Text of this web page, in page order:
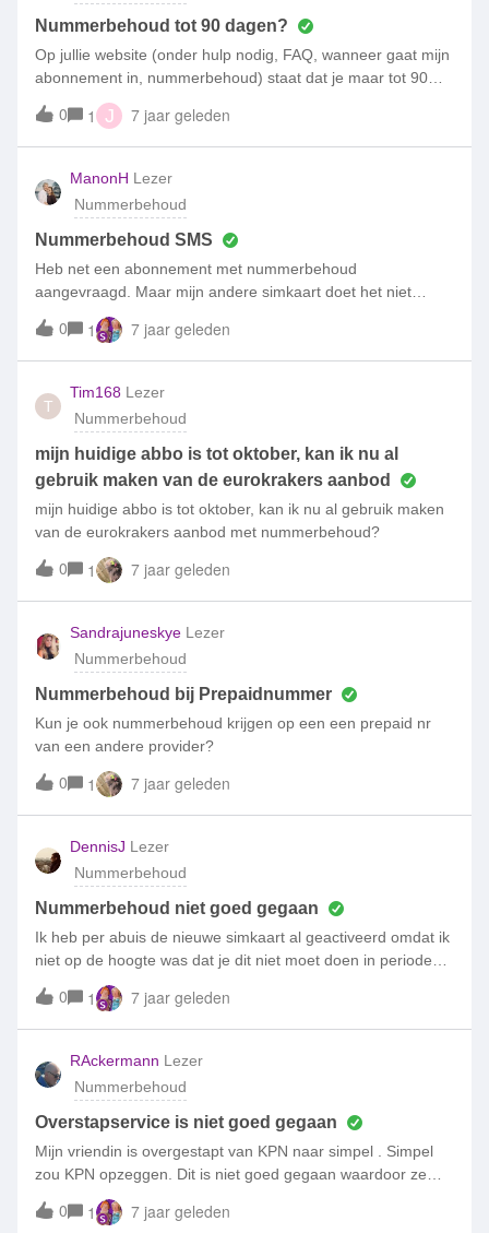
Nummerbehoud tot 90 dagen?
Op jullie website (onder hulp nodig, FAQ, wanneer gaat mijn
abonnement in, nummerbehoud) staat dat je maar tot 90
dagen van nummerbehoud gebruik kunt maken, maar in
een aantal reacties op jullie community lees ik dat dat dit
120 dagen is. Wat is nu juist want dit is een beetje
verwarrend? Mijn abonnement loopt namelijk af op 25-6-
2019 en zou graag nog vandaag hier gebruik van maken.
0 1 J 7 jaar geleden
ManonH Lezer
Nummerbehoud
Nummerbehoud SMS
Heb net een abonnement met nummerbehoud
aangevraagd. Maar mijn andere simkaart doet het niet
meer. Is er een andere mogelijkheid dan de sms die je krijgt
voor de toestemming van nummerbehoud?
0 1 7 jaar geleden
T
Tim168 Lezer
Nummerbehoud
mijn huidige abbo is tot oktober, kan ik nu al
gebruik maken van de eurokrakers aanbod
mijn huidige abbo is tot oktober, kan ik nu al gebruik maken
van de eurokrakers aanbod met nummerbehoud?
0 1 7 jaar geleden
Sandrajuneskye Lezer
Nummerbehoud
Nummerbehoud bij Prepaidnummer
Kun je ook nummerbehoud krijgen op een een prepaid nr
van een andere provider?
0 1 7 jaar geleden
DennisJ Lezer
Nummerbehoud
Nummerbehoud niet goed gegaan
Ik heb per abuis de nieuwe simkaart al geactiveerd omdat ik
niet op de hoogte was dat je dit niet moet doen in periode
van nummer. Weet iemand hier raad mee. Ik hoef het
tijdelijke nummer nummer niet als nieuwe nummer.
0 1 7 jaar geleden
RAckermann Lezer
Nummerbehoud
Overstapservice is niet goed gegaan
Mijn vriendin is overgestapt van KPN naar simpel . Simpel
zou KPN opzeggen. Dit is niet goed gegaan waardoor ze
twee maanden KPN heeft moeten doorbetalen. Juridisch is
de nieuwe provider hiervoor verantwoordelijk. Kan ze de
0 1 7 jaar geleden